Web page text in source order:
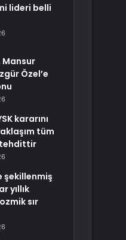
lideri belli
Mansur
Özel’e
kararını
tüm
şekillenmiş
yıllık
sır